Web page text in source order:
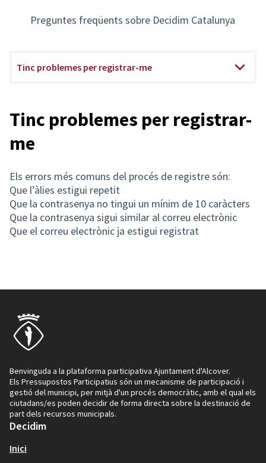
Preguntes freqüents sobre Decidim Catalunya
Tinc problemes per registrar-me
Tinc problemes per registrar-
me
Els errors més comuns del procés de registre són:
Que l’àlies estigui repetit
Que la contrasenya no tingui un mínim de 10 caràcters
Que la contrasenya sigui similar al correu electrònic
Que el correu electrònic ja estigui registrat
Benvinguda a la plataforma participativa Ajuntament d'Alcover.
Els Pressupostos Participatius són un mecanisme de participació i
gestió del municipi, per mitjà d'un procés democràtic, amb el qual els
ciutadans/es poden decidir de forma directa sobre la destinació de
part dels recursos municipals.
Decidim
Inici